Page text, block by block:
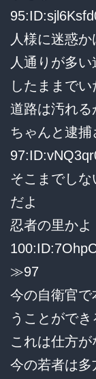
人様に迷惑
人通りが多
したままで
道路は汚れる
ちゃんと逮捕
そこまでし
だよ
忍者の里かよ
≫97
今の自衛官
うことがで
これは仕方が
今の若者は